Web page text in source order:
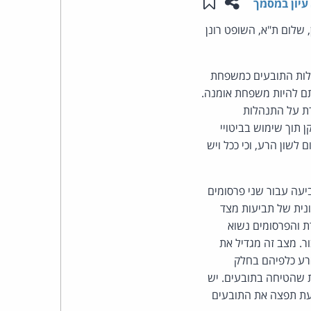
עיון במסמך
ת"א, השופט רונן
התובעים כמשפחת
להיות משפחת אומנה.
על התנהלות
לתגוביות רבות, חלקן תוך שימוש בביטויי
הרע, וכי ככל ויש
עבור שני פרסומים
של תביעות מצד
והפרסומים נשוא
מצב זה מגדיל את
כלפיהם בחלק
שהטיחה בתובעים. יש
תפצה את התובעים